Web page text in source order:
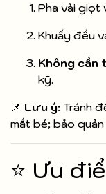
Pha vài giọt
Khuấy đều
Không cần
kỹ.
📌 Lưu ý: Tránh
mắt bé; bảo
⭐ Ưu